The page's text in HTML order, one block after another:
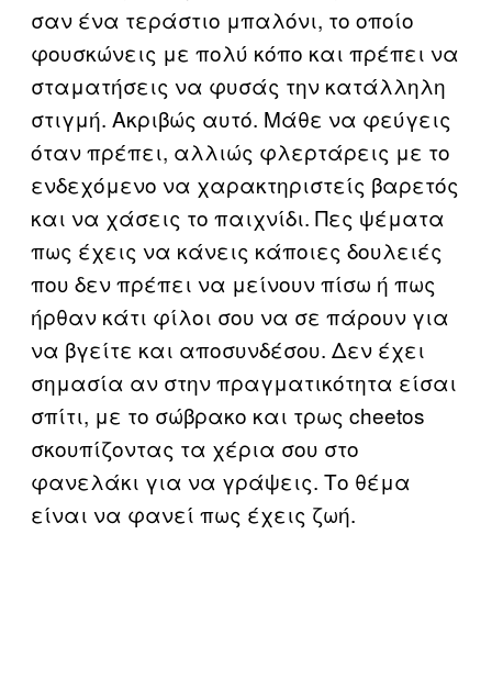
σαν ένα τεράστιο μπαλόνι, το οποίο
φουσκώνεις με πολύ κόπο και πρέπει να
σταματήσεις να φυσάς την κατάλληλη
στιγμή. Ακριβώς αυτό. Μάθε να φεύγεις
όταν πρέπει, αλλιώς φλερτάρεις με το
ενδεχόμενο να χαρακτηριστείς βαρετός
και να χάσεις το παιχνίδι. Πες ψέματα
πως έχεις να κάνεις κάποιες δουλειές
που δεν πρέπει να μείνουν πίσω ή πως
ήρθαν κάτι φίλοι σου να σε πάρουν για
να βγείτε και αποσυνδέσου. Δεν έχει
σημασία αν στην πραγματικότητα είσαι
σπίτι, με το σώβρακο και τρως cheetos
σκουπίζοντας τα χέρια σου στο
φανελάκι για να γράψεις. Το θέμα
είναι να φανεί πως έχεις ζωή.